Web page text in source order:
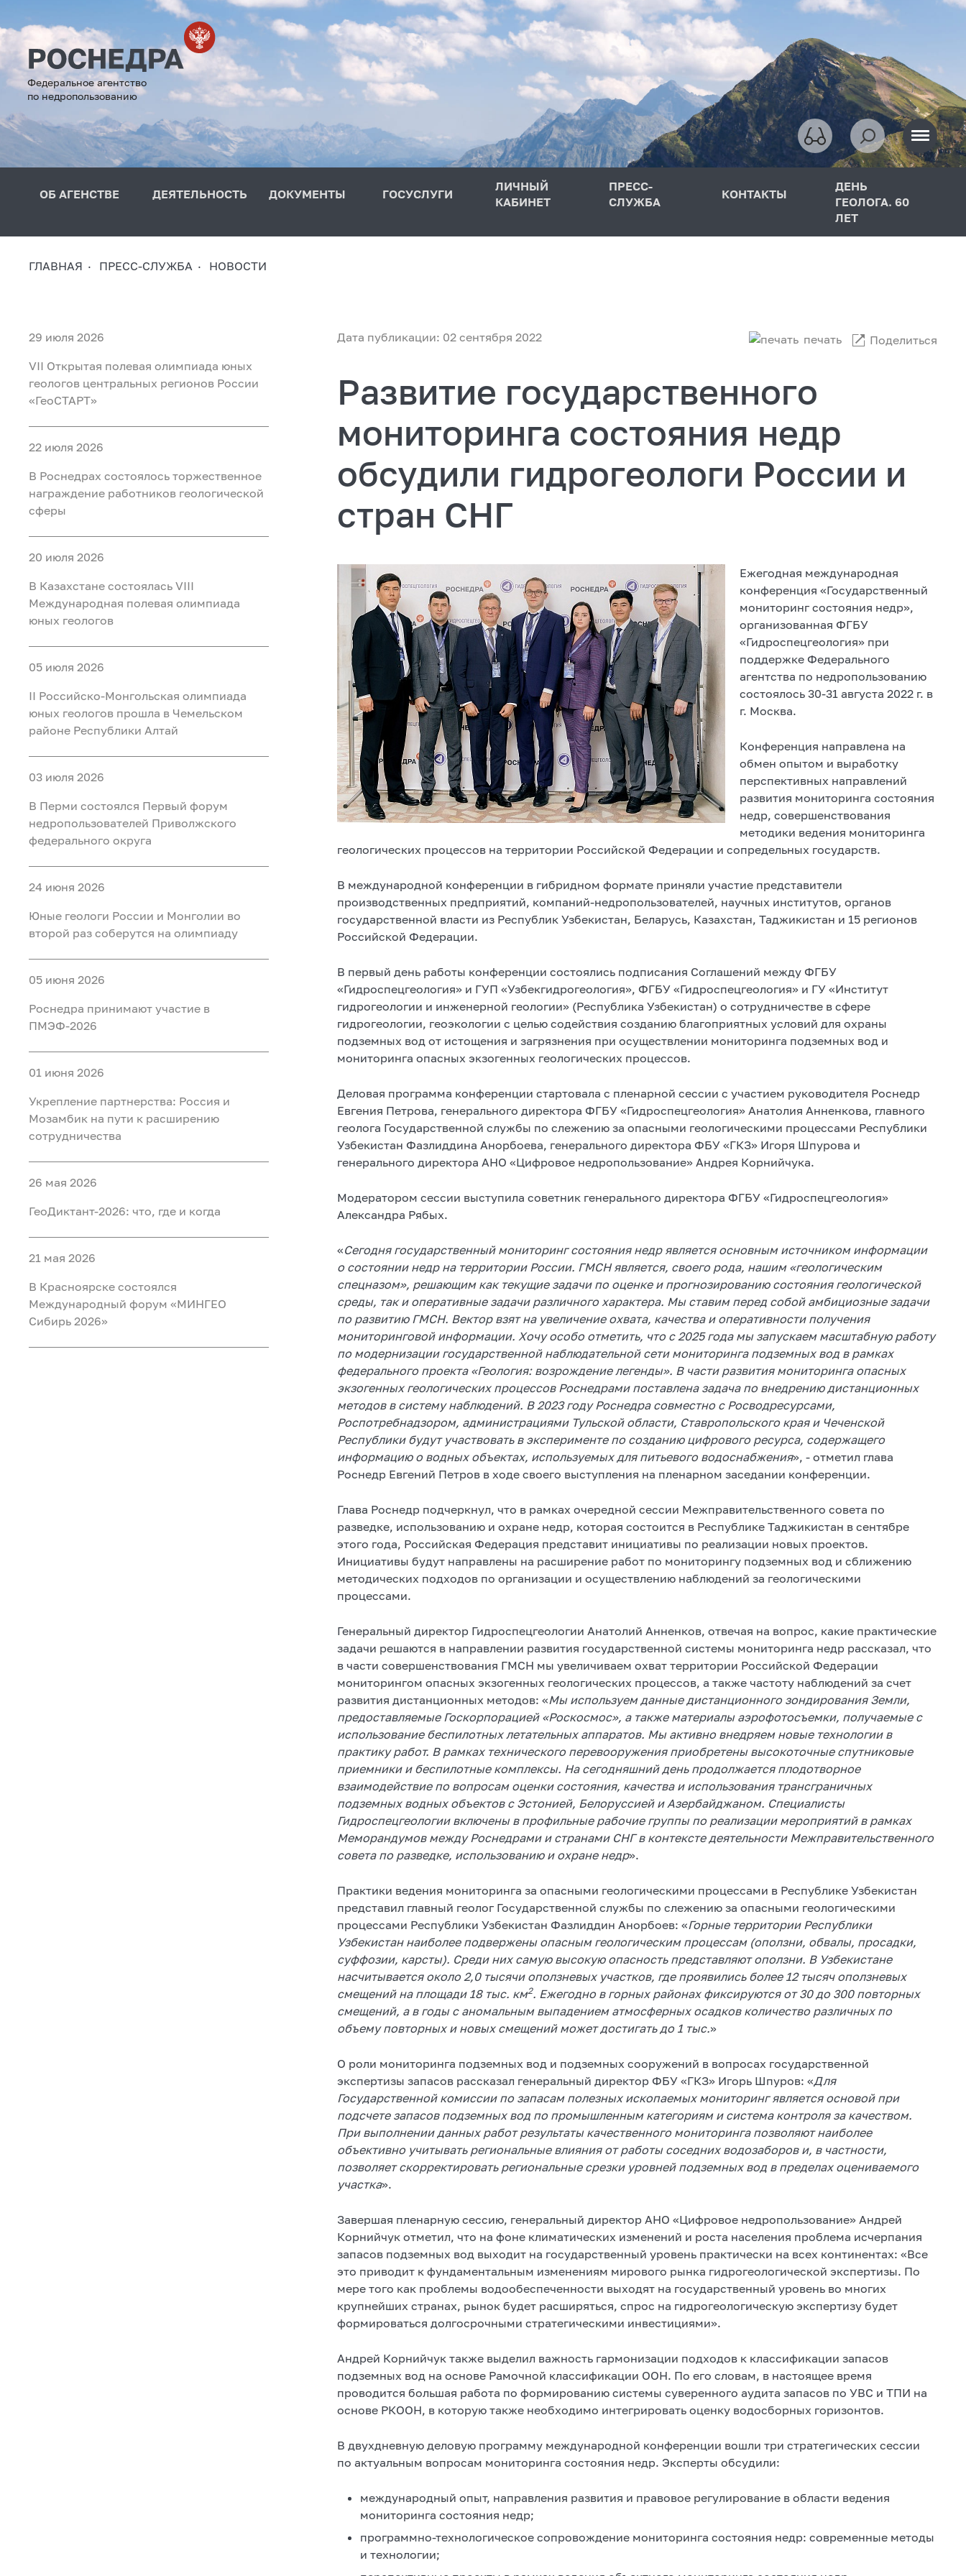
Федеральное агентство
по недропользованию
ОБ АГЕНСТВЕ ДЕЯТЕЛЬНОСТЬ ДОКУМЕНТЫ ГОСУСЛУГИ
ЛИЧНЫЙ
КАБИНЕТ
ПРЕСС-
СЛУЖБА
КОНТАКТЫ
ДЕНЬ
ГЕОЛОГА. 60
ЛЕТ
ГЛАВНАЯ ПРЕСС-СЛУЖБА НОВОСТИ
29 июля 2026
VII Открытая полевая олимпиада юных
геологов центральных регионов России
«ГеоСТАРТ»
22 июля 2026
В Роснедрах состоялось торжественное
награждение работников геологической
сферы
20 июля 2026
В Казахстане состоялась VIII
Международная полевая олимпиада
юных геологов
05 июля 2026
II Российско‑Монгольская олимпиада
юных геологов прошла в Чемельском
районе Республики Алтай
03 июля 2026
В Перми состоялся Первый форум
недропользователей Приволжского
федерального округа
24 июня 2026
Юные геологи России и Монголии во
второй раз соберутся на олимпиаду
05 июня 2026
Роснедра принимают участие в
ПМЭФ-2026
01 июня 2026
Укрепление партнерства: Россия и
Мозамбик на пути к расширению
сотрудничества
26 мая 2026
ГеоДиктант-2026: что, где и когда
21 мая 2026
В Красноярске состоялся
Международный форум «МИНГЕО
Сибирь 2026»
Дата публикации: 02 сентября 2022 печать Поделиться
Развитие государственного
мониторинга состояния недр
обсудили гидрогеологи России и
стран СНГ
Ежегодная международная
конференция «Государственный
мониторинг состояния недр»,
организованная ФГБУ
«Гидроспецгеология» при
поддержке Федерального
агентства по недропользованию
состоялось 30-31 августа 2022 г. в
г. Москва.
Конференция направлена на
обмен опытом и выработку
перспективных направлений
развития мониторинга состояния
недр, совершенствования
методики ведения мониторинга
геологических процессов на территории Российской Федерации и сопредельных государств.
В международной конференции в гибридном формате приняли участие представители
производственных предприятий, компаний-недропользователей, научных институтов, органов
государственной власти из Республик Узбекистан, Беларусь, Казахстан, Таджикистан и 15 регионов
Российской Федерации.
В первый день работы конференции состоялись подписания Соглашений между ФГБУ
«Гидроспецгеология» и ГУП «Узбекгидрогеология», ФГБУ «Гидроспецгеология» и ГУ «Институт
гидрогеологии и инженерной геологии» (Республика Узбекистан) о сотрудничестве в сфере
гидрогеологии, геоэкологии с целью содействия созданию благоприятных условий для охраны
подземных вод от истощения и загрязнения при осуществлении мониторинга подземных вод и
мониторинга опасных экзогенных геологических процессов.
Деловая программа конференции стартовала с пленарной сессии с участием руководителя Роснедр
Евгения Петрова, генерального директора ФГБУ «Гидроспецгеология» Анатолия Анненкова, главного
геолога Государственной службы по слежению за опасными геологическими процессами Республики
Узбекистан Фазлиддина Анорбоева, генерального директора ФБУ «ГКЗ» Игоря Шпурова и
генерального директора АНО «Цифровое недропользование» Андрея Корнийчука.
Модератором сессии выступила советник генерального директора ФГБУ «Гидроспецгеология»
Александра Рябых.
«Сегодня государственный мониторинг состояния недр является основным источником информации
о состоянии недр на территории России. ГМСН является, своего рода, нашим «геологическим
спецназом», решающим как текущие задачи по оценке и прогнозированию состояния геологической
среды, так и оперативные задачи различного характера. Мы ставим перед собой амбициозные задачи
по развитию ГМСН. Вектор взят на увеличение охвата, качества и оперативности получения
мониторинговой информации. Хочу особо отметить, что с 2025 года мы запускаем масштабную работу
по модернизации государственной наблюдательной сети мониторинга подземных вод в рамках
федерального проекта «Геология: возрождение легенды». В части развития мониторинга опасных
экзогенных геологических процессов Роснедрами поставлена задача по внедрению дистанционных
методов в систему наблюдений. В 2023 году Роснедра совместно с Росводресурсами,
Роспотребнадзором, администрациями Тульской области, Ставропольского края и Чеченской
Республики будут участвовать в эксперименте по созданию цифрового ресурса, содержащего
информацию о водных объектах, используемых для питьевого водоснабжения», - отметил глава
Роснедр Евгений Петров в ходе своего выступления на пленарном заседании конференции.
Глава Роснедр подчеркнул, что в рамках очередной сессии Межправительственного совета по
разведке, использованию и охране недр, которая состоится в Республике Таджикистан в сентябре
этого года, Российская Федерация представит инициативы по реализации новых проектов.
Инициативы будут направлены на расширение работ по мониторингу подземных вод и сближению
методических подходов по организации и осуществлению наблюдений за геологическими
процессами.
Генеральный директор Гидроспецгеологии Анатолий Анненков, отвечая на вопрос, какие практические
задачи решаются в направлении развития государственной системы мониторинга недр рассказал, что
в части совершенствования ГМСН мы увеличиваем охват территории Российской Федерации
мониторингом опасных экзогенных геологических процессов, а также частоту наблюдений за счет
развития дистанционных методов: «Мы используем данные дистанционного зондирования Земли,
предоставляемые Госкорпорацией «Роскосмос», а также материалы аэрофотосъемки, получаемые с
использование беспилотных летательных аппаратов. Мы активно внедряем новые технологии в
практику работ. В рамках технического перевооружения приобретены высокоточные спутниковые
приемники и беспилотные комплексы. На сегодняшний день продолжается плодотворное
взаимодействие по вопросам оценки состояния, качества и использования трансграничных
подземных водных объектов с Эстонией, Белоруссией и Азербайджаном. Специалисты
Гидроспецгеологии включены в профильные рабочие группы по реализации мероприятий в рамках
Меморандумов между Роснедрами и странами СНГ в контексте деятельности Межправительственного
совета по разведке, использованию и охране недр».
Практики ведения мониторинга за опасными геологическими процессами в Республике Узбекистан
представил главный геолог Государственной службы по слежению за опасными геологическими
процессами Республики Узбекистан Фазлиддин Анорбоев: «Горные территории Республики
Узбекистан наиболее подвержены опасным геологическим процессам (оползни, обвалы, просадки,
суффозии, карсты). Среди них самую высокую опасность представляют оползни. В Узбекистане
насчитывается около 2,0 тысячи оползневых участков, где проявились более 12 тысяч оползневых
смещений на площади 18 тыс. км2. Ежегодно в горных районах фиксируются от 30 до 300 повторных
смещений, а в годы с аномальным выпадением атмосферных осадков количество различных по
объему повторных и новых смещений может достигать до 1 тыс.»
О роли мониторинга подземных вод и подземных сооружений в вопросах государственной
экспертизы запасов рассказал генеральный директор ФБУ «ГКЗ» Игорь Шпуров: «Для
Государственной комиссии по запасам полезных ископаемых мониторинг является основой при
подсчете запасов подземных вод по промышленным категориям и система контроля за качеством.
При выполнении данных работ результаты качественного мониторинга позволяют наиболее
объективно учитывать региональные влияния от работы соседних водозаборов и, в частности,
позволяет скорректировать региональные срезки уровней подземных вод в пределах оцениваемого
участка».
Завершая пленарную сессию, генеральный директор АНО «Цифровое недропользование» Андрей
Корнийчук отметил, что на фоне климатических изменений и роста населения проблема исчерпания
запасов подземных вод выходит на государственный уровень практически на всех континентах: «Все
это приводит к фундаментальным изменениям мирового рынка гидрогеологической экспертизы. По
мере того как проблемы водообеспеченности выходят на государственный уровень во многих
крупнейших странах, рынок будет расширяться, спрос на гидрогеологическую экспертизу будет
формироваться долгосрочными стратегическими инвестициями».
Андрей Корнийчук также выделил важность гармонизации подходов к классификации запасов
подземных вод на основе Рамочной классификации ООН. По его словам, в настоящее время
проводится большая работа по формированию системы суверенного аудита запасов по УВС и ТПИ на
основе РКООН, в которую также необходимо интегрировать оценку водосборных горизонтов.
В двухдневную деловую программу международной конференции вошли три стратегических сессии
по актуальным вопросам мониторинга состояния недр. Эксперты обсудили:
международный опыт, направления развития и правовое регулирование в области ведения
мониторинга состояния недр;
программно-технологическое сопровождение мониторинга состояния недр: современные методы
и технологии;